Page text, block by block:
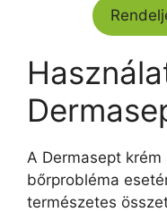
A Dermasept
bőrprobléma
természetes